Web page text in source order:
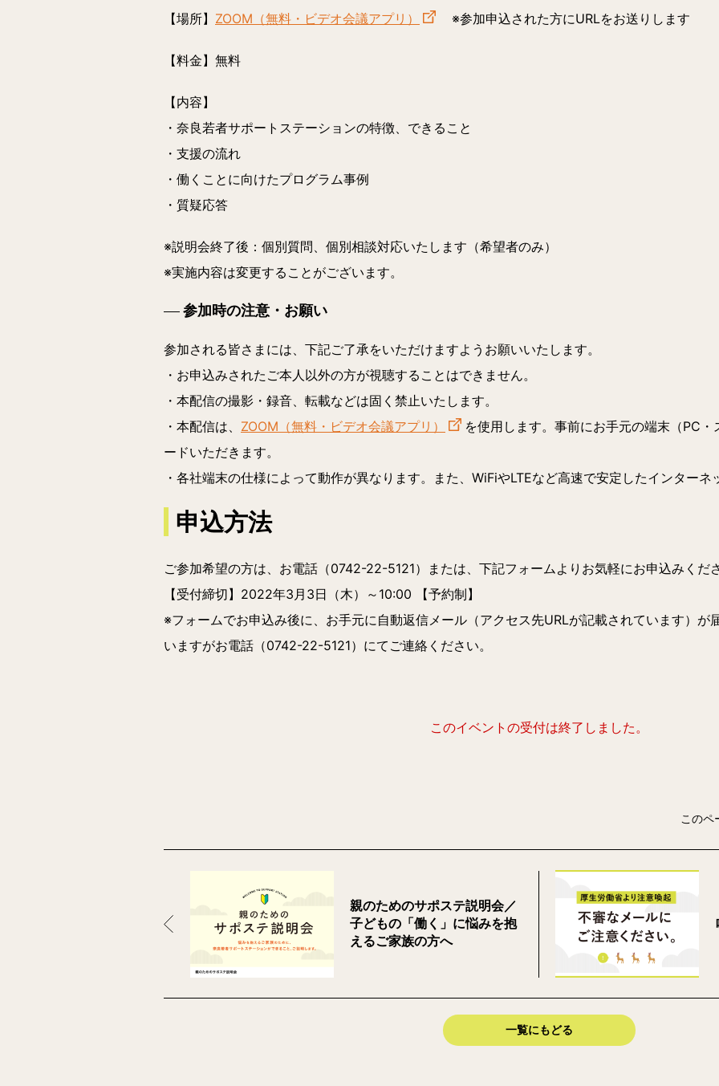
【場所】 ZOOM（無料・ビデオ会議アプリ） ※参加申込された方にURLをお送りします
【料金】 無料
【内容】
・奈良若者サポートステーションの特徴、できること
・支援の流れ
・働くことに向けたプログラム事例
・質疑応答
※説明会終了後：個別質問、個別相談対応いたします（希望者のみ）
※実施内容は変更することがございます。
参加時の注意・お願い
参加される皆さまには、下記ご了承をいただけますようお願いいたします。
・お申込みされたご本人以外の方が視聴することはできません。
・本配信の撮影・録音、転載などは固く禁止いたします。
・本配信は、 ZOOM（無料・ビデオ会議アプリ）
を使用します。事前にお手元の端末（PC
ードいただきます。
・各社端末の仕様によって動作が異なります。また、WiFiやLTEなど高速で安定したインター
申込方法
ご参加希望の方は、お電話（0742-22-5121）または、下記フォームよりお気軽にお申込みくだ
【受付締切】 2022年3月3日（木）～10:00
【予約制】
※フォームでお申込み後に、お手元に自動返信メール（アクセス先URLが記載されています）が
いますがお電話（0742-22-5121）にてご連絡ください。
このイベントの受付は終了しました。
このペ
親のためのサポステ説明会／
子どもの「働く」に悩みを抱
えるご家族の方へ
一覧にもどる